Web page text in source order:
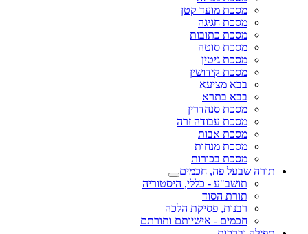
מסכת מועד קטן
מסכת חגיגה
מסכת כתובות
מסכת סוטה
מסכת גיטין
מסכת קידושין
בבא מציעא
בבא בתרא
מסכת סנהדרין
מסכת עבודה זרה
מסכת אבות
מסכת מנחות
מסכת בכורות
תורה שבעל פה, חכמים
תושב"ע - כללי, היסטוריה
תורת הסוד
רבנות, פסיקת הלכה
חכמים - אישיותם ותורתם